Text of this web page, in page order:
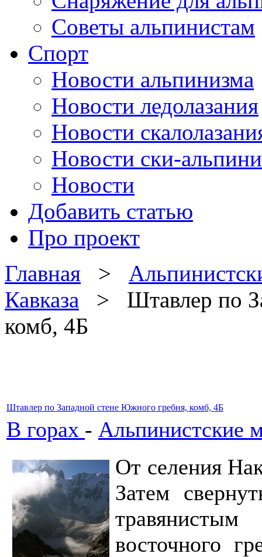
Советы альпинистам
Спорт
Новости альпинизма
Новости ледолазания
Новости
Новости ски-
Новости
Добавить статью
Про проект
Главная >
Кавказа > Штавлер по
комб, 4Б
Штавлер по Западной стене Южного гребня, комб, 4Б
В горах - Альпинистские
От селения
Затем
восточного